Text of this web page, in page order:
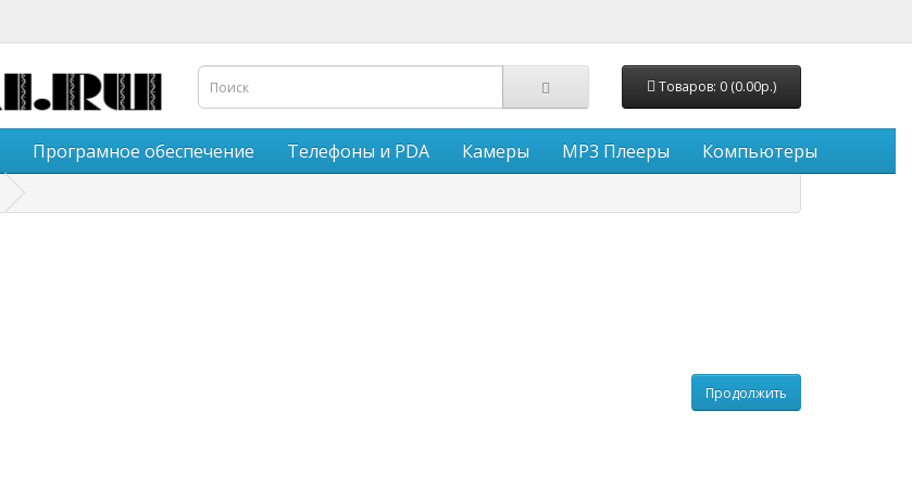
Товаров: 0 (0.00р.)
Програмное обеспечение Телефоны и PDA Камеры MP3 Плееры Компьютеры
Продолжить